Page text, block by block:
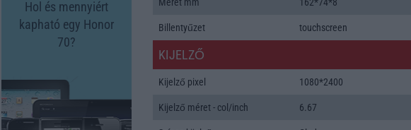
Hol és mennyiért
kapható egy Honor
70?
Billentyűzet touchscreen
KIJELZŐ
Kijelző pixel 1080*2400
Kijelző méret - col/inch 6.67